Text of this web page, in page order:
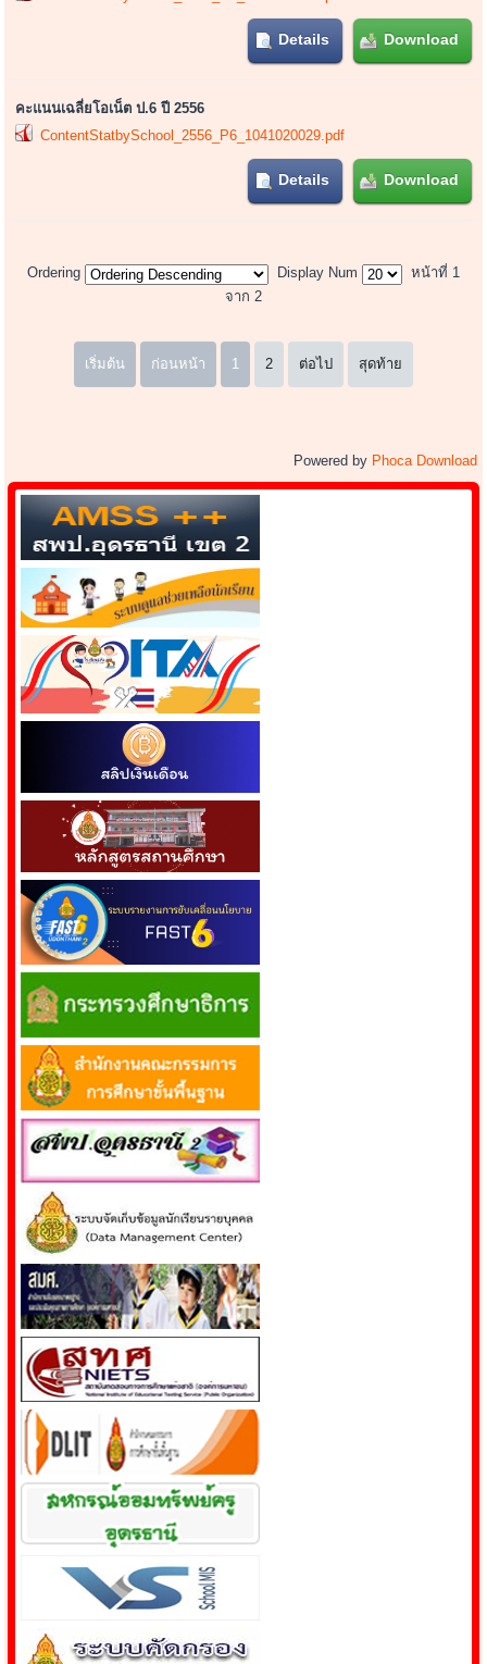
Download
Details
คะแนนเฉลี่ยโอเน็ต ป.6 ปี 2556
ContentStatbySchool_2556_P6_1041020029.pdf
Download
Details
Ordering Display Num
หน้าที่ 1
จาก 2
เริ่มต้น ก่อนหน้า 1 2 ต่อไป สุดท้าย
Powered by Phoca Download